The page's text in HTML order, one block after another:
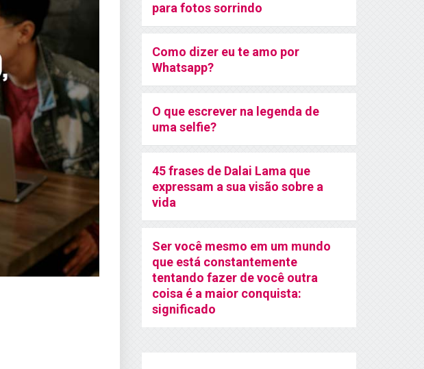
para fotos sorrindo
Como dizer eu te amo por
Whatsapp?
O que escrever na legenda de
uma selfie?
45 frases de Dalai Lama que
expressam a sua visão sobre a
vida
Ser você mesmo em um mundo
que está constantemente
tentando fazer de você outra
coisa é a maior conquista:
significado